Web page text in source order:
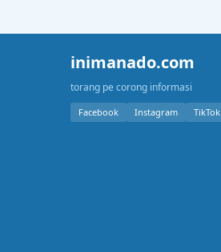
inimanado.com
torang pe corong informasi
Facebook Instagram TikTok